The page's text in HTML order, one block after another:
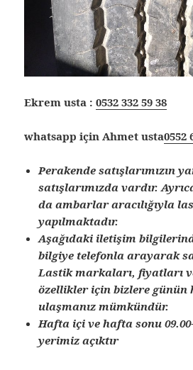
Ekrem usta :0532 332 59 38
whatsapp için Ahmet usta0552
Perakende satışlarımızın
satışlarımızda vardır.
da ambarlar aracılığıyla
yapılmaktadır.
Aşağıdaki iletişim
bilgiye telefonla arayarak
Lastik markaları, fiyatları
özellikler için bizlere günün
ulaşmanız mümkündür.
Hafta içi ve hafta sonu
yerimiz açıktır